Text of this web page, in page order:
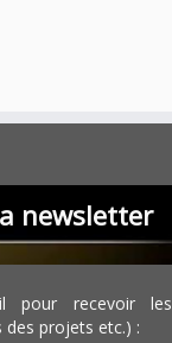
newsletter
pour recevoir les
projets etc.) :